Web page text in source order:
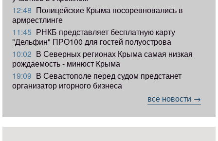
12:48 Полицейские Крыма посоревновались в
армрестлинге
11:45 РНКБ представляет бесплатную карту
"Дельфин" ПРО100 для гостей полуострова
10:02 В Северных регионах Крыма самая низкая
рождаемость - минюст Крыма
19:09 В Севастополе перед судом предстанет
организатор игорного бизнеса
все новости →